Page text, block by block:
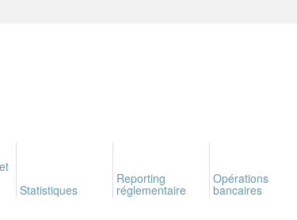
Statistiques
Reporting
réglementaire
Opérations
bancaires